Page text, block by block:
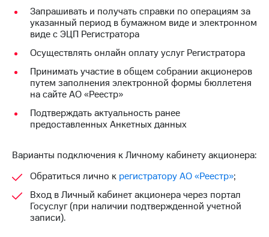
и акционерам
Корпоративное
управление
Корпоративный
секретарь
Раскрытие
информации
акционерам
Документы
"МТС"
акционеров
кабинет
акционера
Акционерный
Запрашивать и получать справки по операциям за
указанный период в бумажном виде и электронном
виде с ЭЦП Регистратора
Осуществлять онлайн оплату услуг Регистратора
Принимать участие в общем собрании акционеров
путем заполнения электронной формы бюллетеня
на сайте АО «Реестр»
Подтверждать актуальность ранее
предоставленных Анкетных данных
Варианты подключения к Личному кабинету акционера:
Обратиться лично к регистратору АО «Реестр»;
Вход в Личный кабинет акционера через портал
Госуслуг (при наличии подтвержденной учетной
записи).